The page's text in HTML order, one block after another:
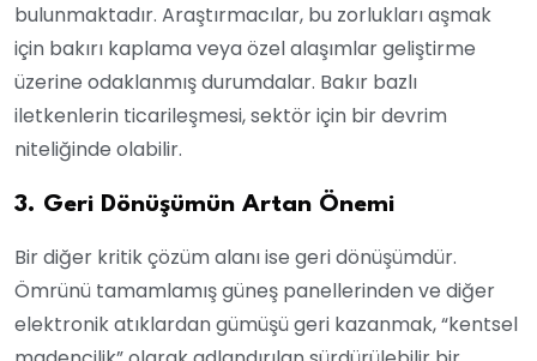
bulunmaktadır. Araştırmacılar, bu zorlukları aşmak
için bakırı kaplama veya özel alaşımlar geliştirme
üzerine odaklanmış durumdalar. Bakır bazlı
iletkenlerin ticarileşmesi, sektör için bir devrim
niteliğinde olabilir.
3. Geri Dönüşümün Artan Önemi
Bir diğer kritik çözüm alanı ise geri dönüşümdür.
Ömrünü tamamlamış güneş panellerinden ve diğer
elektronik atıklardan gümüşü geri kazanmak, “kentsel